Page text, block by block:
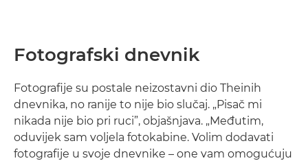
Fotografski dnevnik
Fotografije su postale neizostavni dio Theinih
dnevnika, no ranije to nije bio slučaj. „Pisač mi
nikada nije bio pri ruci”, objašnjava. „Međutim,
oduvijek sam voljela fotokabine. Volim dodavati
fotografije u svoje dnevnike – one vam omogućuju